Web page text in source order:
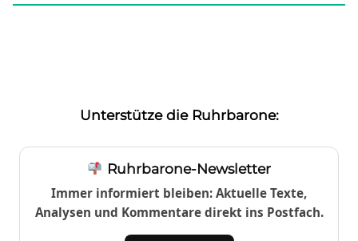
Unterstütze die Ruhrbarone:
Ruhrbarone-Newsletter
Immer informiert bleiben: Aktuelle Texte,
Analysen und Kommentare direkt ins Postfach.